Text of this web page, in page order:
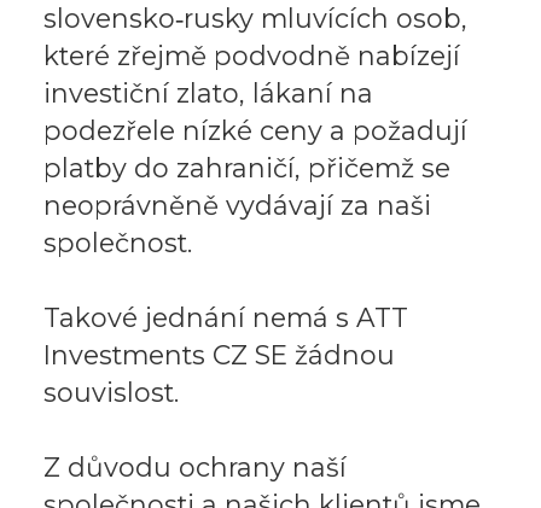
slovensko‑rusky mluvících osob,
které zřejmě podvodně nabízejí
investiční zlato, lákaní na
podezřele nízké ceny a požadují
platby do zahraničí, přičemž se
neoprávněně vydávají za naši
společnost.
Takové jednání nemá s ATT
Investments CZ SE žádnou
souvislost.
Z důvodu ochrany naší